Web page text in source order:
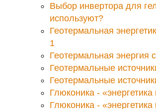
Выбор инвертора для
используют?
Геотермальная
1
Геотермальная энергия
Геотермальные
Геотермальные
Глюконика -
Глюконика -